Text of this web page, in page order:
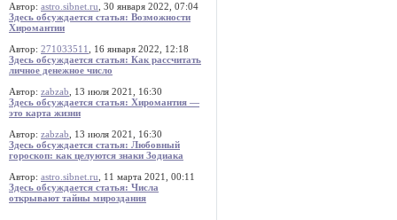
Автор: astro.sibnet.ru , 30 января 2022, 07:04
Здесь обсуждается статья: Возможности
Хиромантии
Автор: 271033511
, 16 января 2022, 12:18
Здесь обсуждается статья: Как рассчитать
личное денежное число
Автор: zabzab , 13 июля 2021, 16:30
Здесь обсуждается статья: Хиромантия —
это карта жизни
Автор: zabzab , 13 июля 2021, 16:30
Здесь обсуждается статья: Любовный
гороскоп: как целуются знаки Зодиака
Автор: astro.sibnet.ru , 11 марта 2021, 00:11
Здесь обсуждается статья: Числа
открывают тайны мироздания